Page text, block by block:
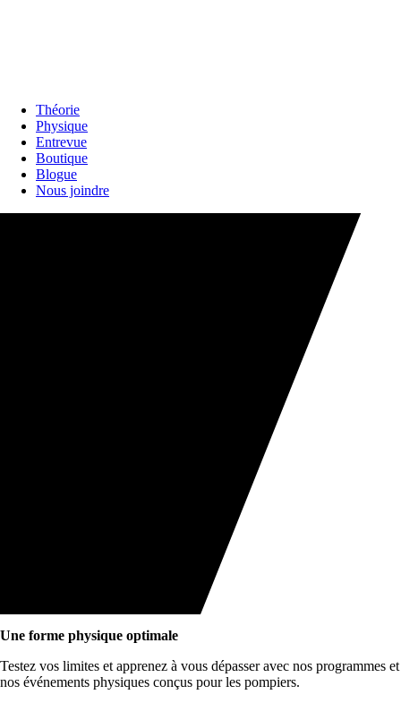
Théorie
Physique
Entrevue
Boutique
Blogue
Nous joindre
Une forme physique optimale
Testez vos limites et apprenez à vous dépasser avec nos programmes et
nos événements physiques conçus pour les pompiers.